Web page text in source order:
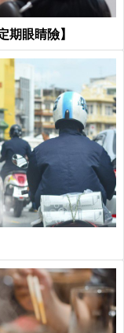
期眼睛險】